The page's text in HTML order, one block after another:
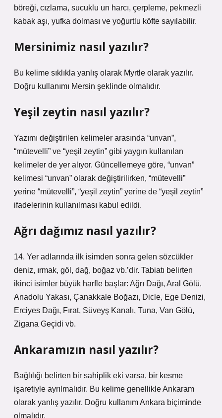
böreği, cızlama, sucuklu un harcı, çerpleme, pekmezli
kabak aşı, yufka dolması ve yoğurtlu köfte sayılabilir.
Mersinimiz nasıl yazılır?
Bu kelime sıklıkla yanlış olarak Myrtle olarak yazılır.
Doğru kullanımı Mersin şeklinde olmalıdır.
Yeşil zeytin nasıl yazılır?
Yazımı değiştirilen kelimeler arasında “unvan”,
“mütevelli” ve “yeşil zeytin” gibi yaygın kullanılan
kelimeler de yer alıyor. Güncellemeye göre, “unvan”
kelimesi “unvan” olarak değiştirilirken, “mütevelli”
yerine “mütevelli”, “yeşil zeytin” yerine de “yeşil zeytin”
ifadelerinin kullanılması kabul edildi.
Ağrı dağımız nasıl yazılır?
14. Yer adlarında ilk isimden sonra gelen sözcükler
deniz, ırmak, göl, dağ, boğaz vb.’dir. Tabiatı belirten
ikinci isimler büyük harfle başlar: Ağrı Dağı, Aral Gölü,
Anadolu Yakası, Çanakkale Boğazı, Dicle, Ege Denizi,
Erciyes Dağı, Fırat, Süveyş Kanalı, Tuna, Van Gölü,
Zigana Geçidi vb.
Ankaramızın nasıl yazılır?
Bağlılığı belirten bir sahiplik eki varsa, bir kesme
işaretiyle ayrılmalıdır. Bu kelime genellikle Ankaram
olarak yanlış yazılır. Doğru kullanım Ankara biçiminde
olmalıdır.